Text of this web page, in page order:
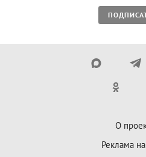
О
Реклама